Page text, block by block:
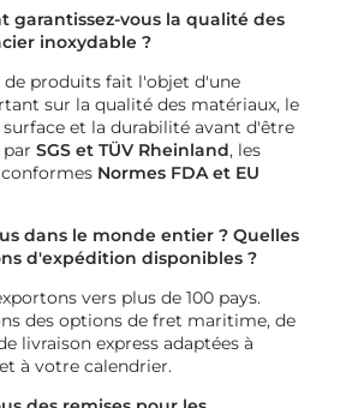
garantissez-vous la qualité des
inoxydable ?
de produits fait l'objet d'une
sur la qualité des matériaux, le
et la durabilité avant d'être
par SGS et TÜV Rheinland, les
Normes FDA et EU
dans le monde entier ? Quelles
d'expédition disponibles ?
vers plus de 100 pays.
des options de fret maritime, de
livraison express adaptées à
à votre calendrier.